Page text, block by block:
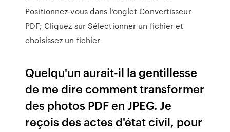
Positionnez-vous dans l’onglet Convertisseur
PDF; Cliquez sur Sélectionner un fichier et
choisissez un fichier
Quelqu'un aurait-il la gentillesse
de me dire comment transformer
des photos PDF en JPEG. Je
reçois des actes d'état civil, pour